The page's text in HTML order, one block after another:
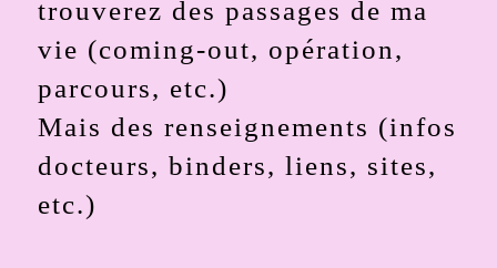
trouverez des passages de ma
vie (coming-out, opération,
parcours, etc.)
Mais des renseignements (infos
docteurs, binders, liens, sites,
etc.)